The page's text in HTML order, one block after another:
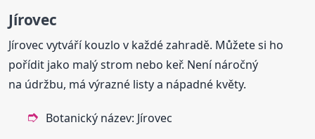
Jírovec
Jírovec vytváří kouzlo v každé zahradě. Můžete si ho
pořídit jako malý strom nebo keř. Není náročný
na údržbu, má výrazné listy a nápadné květy.
Botanický název: Jírovec